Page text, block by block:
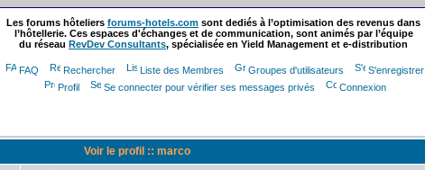
Les forums hôteliers forums-hotels.com sont dediés à l’optimisation des revenus dans
l’hôtellerie. Ces espaces d'échanges et de communication, sont animés par l’équipe
du réseau RevDev Consultants, spécialisée en Yield Management et e-distribution
FAQ Rechercher Liste des Membres Groupes d'utilisateurs
S'enregistrer
Profil
Se connecter pour vérifier ses messages privés Connexion
Voir le profil :: marco